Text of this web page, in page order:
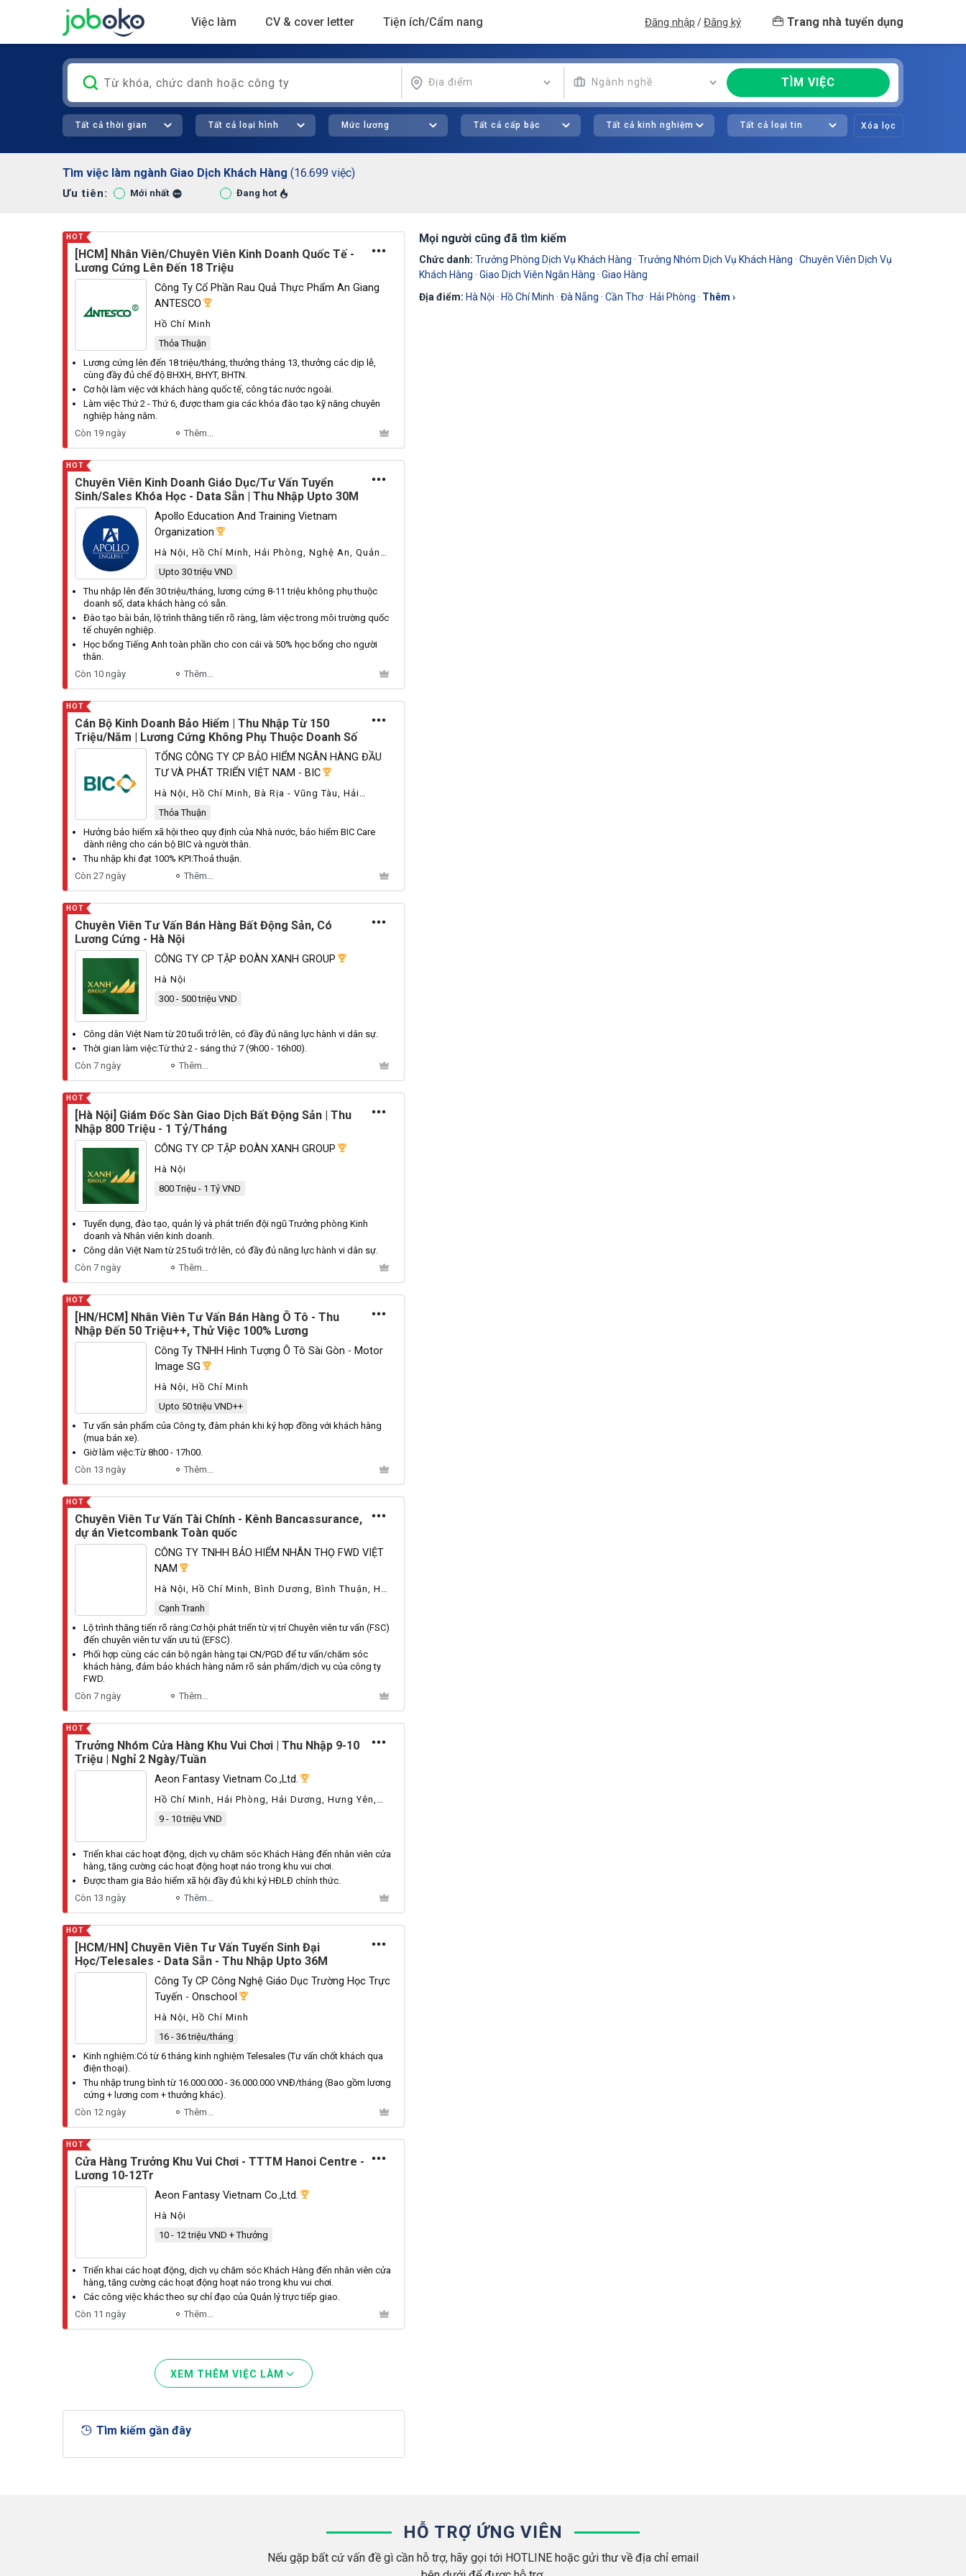
Việc làm CV & cover letter Tiện ích/Cẩm nang Đăng nhập /Đăng ký Trang nhà tuyển dụng
Địa điểm Ngành nghề TÌM VIỆC
Tất cả thời gian Tất cả loại hình Mức lương Tất cả cấp bậc Tất cả kinh nghiệm Tất cả loại tin Xóa lọc
Tìm việc làm ngành Giao Dịch Khách Hàng (16.699 việc)
Ưu tiên: Mới nhất Đang hot
HOT
[HCM] Nhân Viên/Chuyên Viên Kinh Doanh Quốc Tế -
Lương Cứng Lên Đến 18 Triệu
Công Ty Cổ Phần Rau Quả Thực Phẩm An Giang
ANTESCO
Hồ Chí Minh
Thỏa Thuận
Lương cứng lên đến 18 triệu/tháng, thưởng tháng 13, thưởng các dịp lễ,
cùng đầy đủ chế độ BHXH, BHYT, BHTN.
Cơ hội làm việc với khách hàng quốc tế, công tác nước ngoài.
Làm việc Thứ 2 - Thứ 6, được tham gia các khóa đào tạo kỹ năng chuyên
nghiệp hàng năm.
Còn 19 ngày
Thêm...
HOT
Chuyên Viên Kinh Doanh Giáo Dục/Tư Vấn Tuyển
Sinh/Sales Khóa Học - Data Sẵn | Thu Nhập Upto 30M
Apollo Education And Training Vietnam
Organization
Hà Nội, Hồ Chí Minh, Hải Phòng, Nghệ An, Quảng
Upto 30 triệu VND
Thu nhập lên đến 30 triệu/tháng, lương cứng 8-11 triệu không phụ thuộc
doanh số, data khách hàng có sẵn.
Đào tạo bài bản, lộ trình thăng tiến rõ ràng, làm việc trong môi trường quốc
tế chuyên nghiệp.
Học bổng Tiếng Anh toàn phần cho con cái và 50% học bổng cho người
thân.
Còn 10 ngày
Thêm...
HOT
Cán Bộ Kinh Doanh Bảo Hiểm | Thu Nhập Từ 150
Triệu/Năm | Lương Cứng Không Phụ Thuộc Doanh Số
TỔNG CÔNG TY CP BẢO HIỂM NGÂN HÀNG ĐẦU
TƯ VÀ PHÁT TRIỂN VIỆT NAM - BIC
Hà Nội, Hồ Chí Minh, Bà Rịa - Vũng Tàu, Hải
Thỏa Thuận
Hưởng bảo hiểm xã hội theo quy định của Nhà nước, bảo hiểm BIC Care
dành riêng cho cán bộ BIC và người thân.
Thu nhập khi đạt 100% KPI:Thoảthuận.
Còn 27 ngày
Thêm...
HOT
Chuyên Viên Tư Vấn Bán Hàng Bất Động Sản, Có
Lương Cứng - Hà Nội
CÔNG TY CP TẬP ĐOÀN XANH GROUP
Hà Nội
300 - 500 triệu VND
Công dân Việt Nam từ 20 tuổi trở lên, có đầy đủ năng lực hành vi dân sự.
Thời gian làm việc:Từthứ 2 - sáng thứ 7 (9h00 - 16h00).
Còn 7 ngày
Thêm...
HOT
[Hà Nội] Giám Đốc Sàn Giao Dịch Bất Động Sản | Thu
Nhập 800 Triệu - 1 Tỷ/Tháng
CÔNG TY CP TẬP ĐOÀN XANH GROUP
Hà Nội
800 Triệu - 1 Tỷ VND
Tuyển dụng, đào tạo, quản lý và phát triển đội ngũTrưởng phòng Kinh
doanh và Nhân viên kinh doanh.
Công dân Việt Nam từ 25 tuổi trở lên, có đầy đủ năng lực hành vi dân sự.
Còn 7 ngày
Thêm...
HOT
[HN/HCM] Nhân Viên Tư Vấn Bán Hàng Ô Tô - Thu
Nhập Đến 50 Triệu++, Thử Việc 100% Lương
Công Ty TNHH Hình Tượng Ô Tô Sài Gòn - Motor
Image SG
Hà Nội, Hồ Chí Minh
Upto 50 triệu VND++
Tư vấn sản phẩm của Công ty, đàm phán khi ký hợp đồng với khách hàng
(mua bán xe).
Giờ làm việc:Từ 8h00 - 17h00.
Còn 13 ngày
Thêm...
HOT
Chuyên Viên Tư Vấn Tài Chính - Kênh Bancassurance,
dự án Vietcombank Toàn quốc
CÔNG TY TNHH BẢO HIỂM NHÂN THỌ FWD VIỆT
NAM
Hà Nội, Hồ Chí Minh, Bình Dương, Bình Thuận, Hải
Cạnh Tranh
Lộ trình thăng tiến rõ ràng:Cơhội phát triển từ vị tríChuyên viên tư vấn (FSC)
đến chuyên viên tư vấn ưu tú (EFSC).
Phối hợp cùng các cán bộ ngân hàng tại CN/PGD để tư vấn/chăm sóc
khách hàng, đảm bảo khách hàng nắm rõ sản phẩm/dịch vụ của công ty
FWD.
Còn 7 ngày
Thêm...
HOT
Trưởng Nhóm Cửa Hàng Khu Vui Chơi | Thu Nhập 9-10
Triệu | Nghỉ 2 Ngày/Tuần
Aeon Fantasy Vietnam Co.,ltd.
Hồ Chí Minh, Hải Phòng, Hải Dương, Hưng Yên,
9 - 10 triệu VND
Triển khai các hoạt động, dịch vụ chăm sóc Khách Hàng đến nhân viên cửa
hàng, tăng cường các hoạt động hoạt náo trong khu vui chơi.
Được tham gia Bảo hiểm xã hội đầy đủ khi ký HĐLĐ chính thức.
Còn 13 ngày
Thêm...
HOT
[HCM/HN] Chuyên Viên Tư Vấn Tuyển Sinh Đại
Học/Telesales - Data Sẵn - Thu Nhập Upto 36M
Công Ty CP Công Nghệ Giáo Dục Trường Học Trực
Tuyến - Onschool
Hà Nội, Hồ Chí Minh
16 - 36 triệu/tháng
Kinh nghiệm:Có từ 6 tháng kinh nghiệmTelesales (Tư vấn chốt khách qua
điện thoại).
Thu nhập trung bình từ 16.000.000 - 36.000.000 VNĐ/tháng (Bao gồm lương
cứng + lương com + thưởng khác).
Còn 12 ngày
Thêm...
HOT
Cửa Hàng Trưởng Khu Vui Chơi - TTTM Hanoi Centre -
Lương 10-12Tr
Aeon Fantasy Vietnam Co.,ltd.
Hà Nội
10 - 12 triệu VND + Thưởng
Triển khai các hoạt động, dịch vụ chăm sóc Khách Hàng đến nhân viên cửa
hàng, tăng cường các hoạt động hoạt náo trong khu vui chơi.
Các công việc khác theo sự chỉ đạo của Quản lý trực tiếp giao.
Còn 11 ngày
Thêm...
XEM THÊM VIỆC LÀM
Tìm kiếm gần đây
Mọi người cũng đã tìm kiếm
Chức danh: Trưởng Phòng Dịch Vụ Khách Hàng ·Trưởng Nhóm Dịch Vụ Khách Hàng ·Chuyên Viên Dịch Vụ
Khách Hàng ·Giao Dịch Viên Ngân Hàng ·Giao Hàng
Địa điểm: Hà Nội · Hồ Chí Minh ·Đà Nẵng ·Cần Thơ· Hải Phòng · Thêm ›
HỖ TRỢ ỨNG VIÊN
Nếu gặp bất cứ vấn đề gì cần hỗ trợ, hãy gọi tới HOTLINE hoặc gửi thư về địa chỉ email